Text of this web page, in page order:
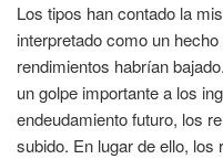
Los tipos han contado la
interpretado como un
rendimientos habrían
un golpe importante a los
endeudamiento futuro, los
subido. En lugar de ello,